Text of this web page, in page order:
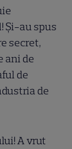
Și-au spus
secret,
ani de
de
de
A vrut